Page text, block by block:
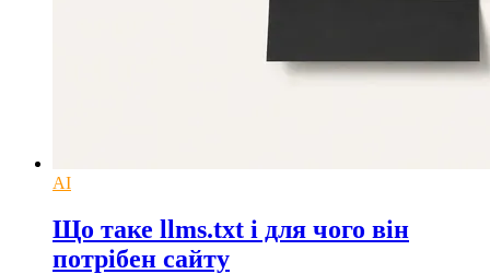
AI
Що таке llms.txt і для чого він
потрібен сайту